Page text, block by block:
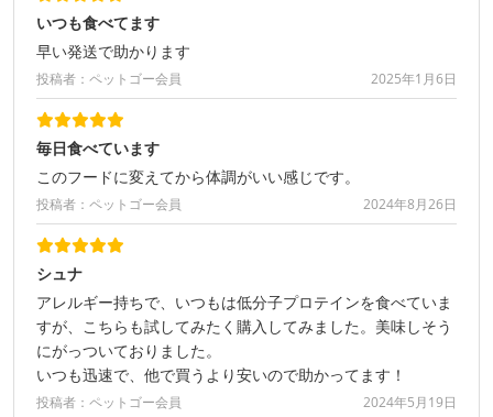
いつも食べてます
早い発送で助かります
投稿者：ペットゴー会員 2025年1月6日
毎日食べています
このフードに変えてから体調がいい感じです。
投稿者：ペットゴー会員 2024年8月26日
シュナ
アレルギー持ちで、いつもは低分子プロテインを食べていま
すが、こちらも試してみたく購入してみました。美味しそう
にがっついておりました。
いつも迅速で、他で買うより安いので助かってます！
投稿者：ペットゴー会員 2024年5月19日